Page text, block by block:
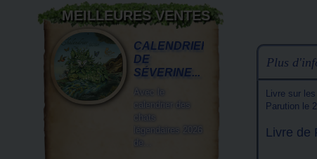
Plus
Livre sur les
Parution le
Livre de
MEILLEURES VENTES
CALENDRIER
DE
SÉVERINE...
Avec le
calendrier des
chats
légendaires 2026
de...